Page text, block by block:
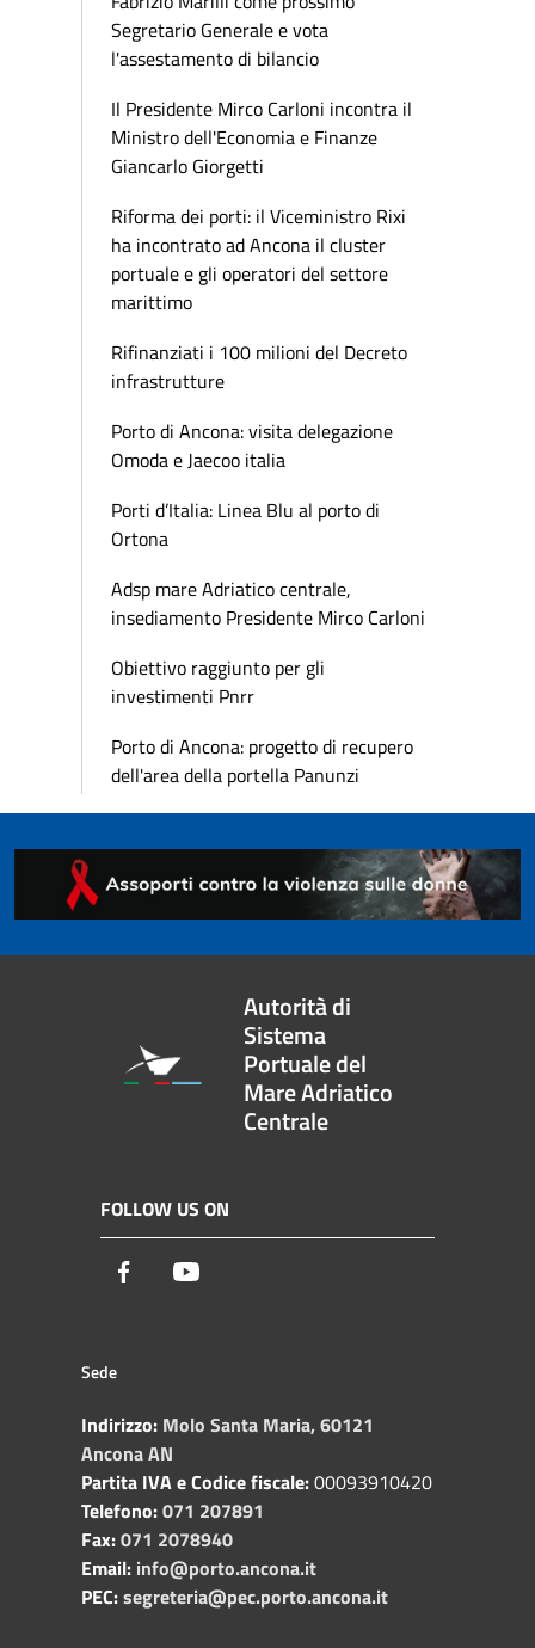
Segretario Generale e vota
l'assestamento di bilancio
Il Presidente Mirco Carloni incontra il
Ministro dell'Economia e Finanze
Giancarlo Giorgetti
Riforma dei porti: il Viceministro Rixi
ha incontrato ad Ancona il cluster
portuale e gli operatori del settore
marittimo
Rifinanziati i 100 milioni del Decreto
infrastrutture
Porto di Ancona: visita delegazione
Omoda e Jaecoo italia
Porti d’Italia: Linea Blu al porto di
Ortona
Adsp mare Adriatico centrale,
insediamento Presidente Mirco Carloni
Obiettivo raggiunto per gli
investimenti Pnrr
Porto di Ancona: progetto di recupero
dell'area della portella Panunzi
Autorità di
Sistema
Portuale del
Mare Adriatico
Centrale
FOLLOW US ON
Facebook
Sede
Indirizzo: Molo Santa Maria, 60121
Ancona AN
Partita IVA e Codice fiscale:00093910420
Telefono:071 207891
Fax:071 2078940
Email: info@porto.ancona.it
PEC:segreteria@pec.porto.ancona.it